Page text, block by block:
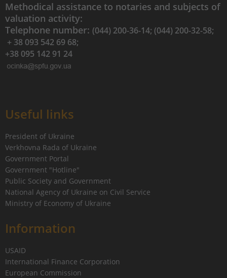
Methodical assistance to notaries and subjects of
valuation activity:
Telephone number: (044) 200-36-14; (044) 200-32-58;
+ 38 093 542 69 68;
+38 095 142 91 24
Useful links
President of Ukraine
Verkhovna Rada of Ukraine
Government Portal
Government "Hotline"
Public Society and Government
National Agency of Ukraine on Civil Service
Ministry of Economy of Ukraine
Information
USAID
International Finance Corporation
European Commission